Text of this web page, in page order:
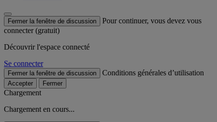
Fermer la fenêtre de discussion
Pour continuer, vous devez vous
connecter (gratuit)
Découvrir l'espace connecté
Se connecter
Fermer la fenêtre de discussion Conditions générales d’utilisation
Accepter Fermer
Chargement
Chargement en cours...